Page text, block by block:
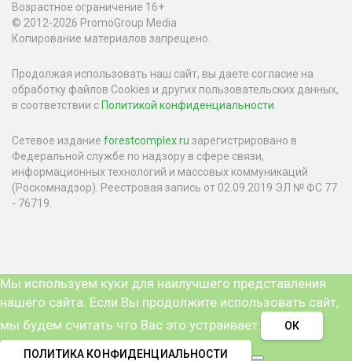
Возрастное ограничение 16+
© 2012-2026 PromoGroup Media
Копирование материалов запрещено.
Продолжая использовать наш сайт, вы даете согласие на
обработку файлов Cookies и других пользовательских данных,
в соответствии с Политикой конфиденциальности.
Сетевое издание forestcomplex.ru зарегистрировано в
Федеральной службе по надзору в сфере связи,
информационных технологий и массовых коммуникаций
(Роскомнадзор). Реестровая запись от 02.09.2019 ЭЛ № ФС 77
- 76719.
Мы используем куки для наилучшего представления
нашего сайта. Если Вы продолжите использовать сайт,
мы будем считать что Вас это устраивает.
ОК
ПОЛИТИКА КОНФИДЕНЦИАЛЬНОСТИ